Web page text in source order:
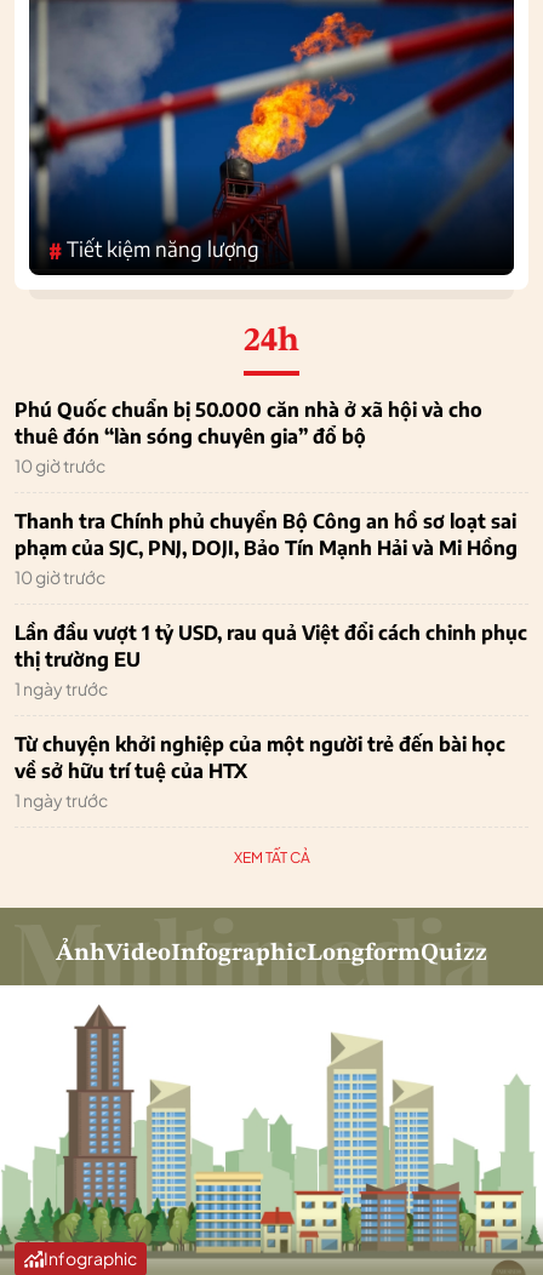
#Tiết kiệm năng lượng
24h
Phú Quốc chuẩn bị 50.000 căn nhà ở xã hội và cho
thuê đón “làn sóng chuyên gia” đổ bộ
10 giờ trước
Thanh tra Chính phủ chuyển Bộ Công an hồ sơ loạt sai
phạm của SJC, PNJ, DOJI, Bảo Tín Mạnh Hải và Mi Hồng
10 giờ trước
Lần đầu vượt 1 tỷ USD, rau quả Việt đổi cách chinh phục
thị trường EU
1 ngày trước
Từ chuyện khởi nghiệp của một người trẻ đến bài học
về sở hữu trí tuệ của HTX
1 ngày trước
XEM TẤT CẢ
ẢnhVideoInfographicLongformQuizz
Infographic